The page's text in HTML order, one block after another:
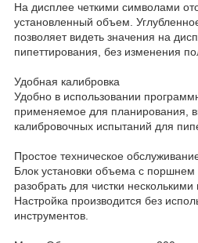
На дисплее четкими символами
установленный объем.
позволяет видеть значения на
пипеттирования, без изменения
Удобная калибровка
Удобно в использовании
применяемое для планирования,
калибровочных испытаний для
Простое техническое
Блок установки объема с
разобрать для чистки
Настройка производится без
инструментов.